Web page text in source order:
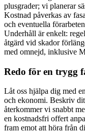
plusgrader; vi planerar
Kostnad påverkas av
och eventuella
Underhåll är enkelt:
åtgärd vid skador
med omnejd, inklusive
Redo för en trygg
Låt oss hjälpa dig med
och ekonomi. Beskriv
återkommer vi snabbt
en kostnadsfri offert
fram emot att höra från